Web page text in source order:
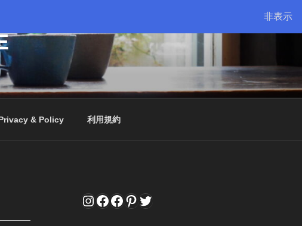
非表示
& Policy 利用規約
Instagram
Facebook
Facebook
Pinterest
Twitter